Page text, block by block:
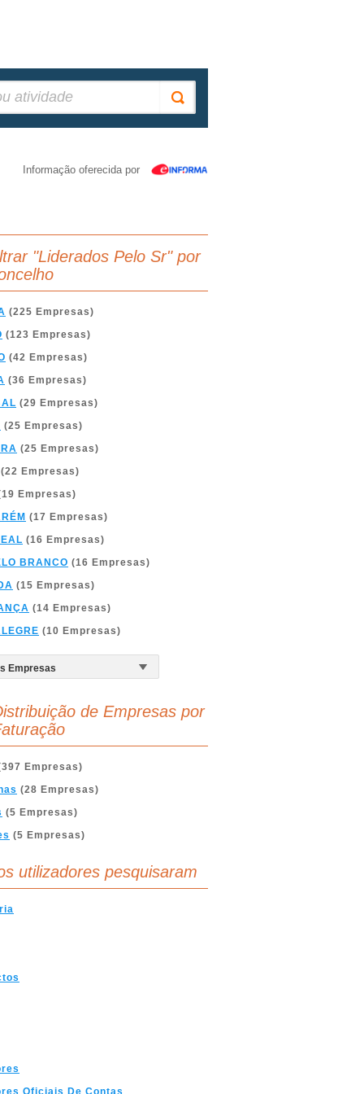
Informação oferecida por
"Liderados Pelo Sr" por
(225 Empresas)
(123 Empresas)
(42 Empresas)
(36 Empresas)
(29 Empresas)
(25 Empresas)
(25 Empresas)
Empresas)
Empresas)
(17 Empresas)
(16 Empresas)
BRANCO (16 Empresas)
(15 Empresas)
(14 Empresas)
(10 Empresas)
de Empresas por
Empresas)
(28 Empresas)
(5 Empresas)
(5 Empresas)
utilizadores pesquisaram
Oficiais De Contas